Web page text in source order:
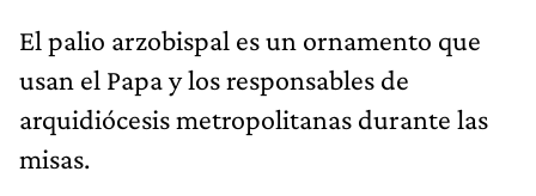
El palio arzobispal es un ornamento que
usan el Papa y los responsables de
arquidiócesis metropolitanas durante las
misas.